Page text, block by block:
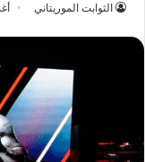
الثوابت الموريتاني